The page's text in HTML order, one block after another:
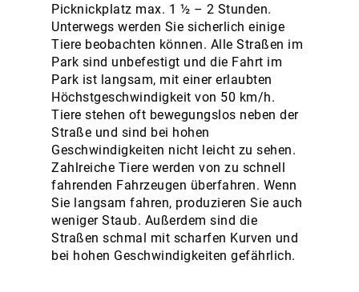
Picknickplatz max. 1 ½ – 2 Stunden.
Unterwegs werden Sie sicherlich einige
Tiere beobachten können. Alle Straßen im
Park sind unbefestigt und die Fahrt im
Park ist langsam, mit einer erlaubten
Höchstgeschwindigkeit von 50 km/h.
Tiere stehen oft bewegungslos neben der
Straße und sind bei hohen
Geschwindigkeiten nicht leicht zu sehen.
Zahlreiche Tiere werden von zu schnell
fahrenden Fahrzeugen überfahren. Wenn
Sie langsam fahren, produzieren Sie auch
weniger Staub. Außerdem sind die
Straßen schmal mit scharfen Kurven und
bei hohen Geschwindigkeiten gefährlich.